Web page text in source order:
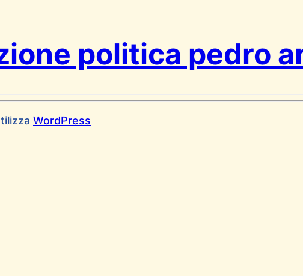
politica pedro
WordPress